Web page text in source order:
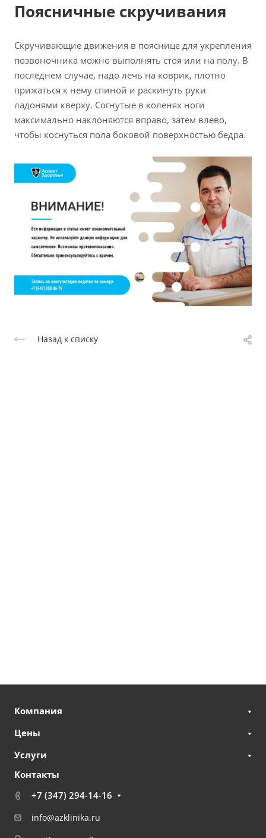
Поясничные скручивания
Скручивающие движения в пояснице для укрепления
позвоночника можно выполнять стоя или на полу. В
последнем случае, надо лечь на коврик, плотно
прижаться к нему спиной и раскинуть руки
ладонями кверху. Согнутые в коленях ноги
максимально наклоняются вправо, затем влево,
чтобы коснуться пола боковой поверхностью бедра.
Назад к списку
Компания
Цены
Услуги
Контакты
+7 (347) 294-14-16
info@azklinika.ru